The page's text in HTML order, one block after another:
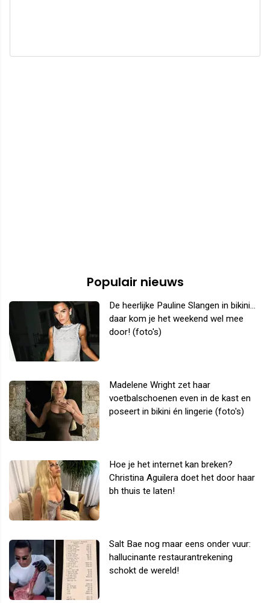
Populair nieuws
De heerlijke Pauline Slangen in bikini...
daar kom je het weekend wel mee
door! (foto's)
Madelene Wright zet haar
voetbalschoenen even in de kast en
poseert in bikini én lingerie (foto's)
Hoe je het internet kan breken?
Christina Aguilera doet het door haar
bh thuis te laten!
Salt Bae nog maar eens onder vuur:
hallucinante restaurantrekening
schokt de wereld!